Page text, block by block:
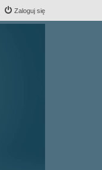
Zaloguj się